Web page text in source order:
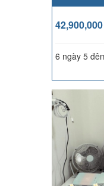
6 ngày 5